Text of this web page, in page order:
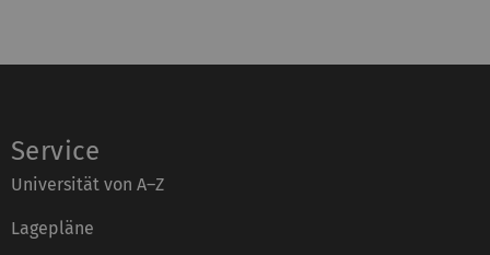
Service
Universität von A–Z
Lagepläne